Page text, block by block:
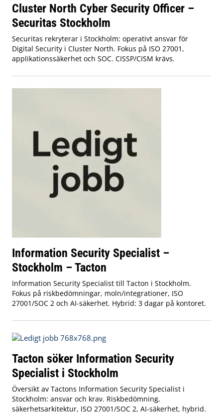
Cluster North Cyber Security Officer –
Securitas Stockholm
Securitas rekryterar i Stockholm: operativt ansvar för
Digital Security i Cluster North. Fokus på ISO 27001,
applikationssäkerhet och SOC. CISSP/CISM krävs.
Information Security Specialist –
Stockholm – Tacton
Information Security Specialist till Tacton i Stockholm.
Fokus på riskbedömningar, moln/integrationer, ISO
27001/SOC 2 och AI-säkerhet. Hybrid: 3 dagar på kontoret.
Tacton söker Information Security
Specialist i Stockholm
Översikt av Tactons Information Security Specialist i
Stockholm: ansvar och krav. Riskbedömning,
säkerhetsarkitektur, ISO 27001/SOC 2, AI‑säkerhet, hybrid.